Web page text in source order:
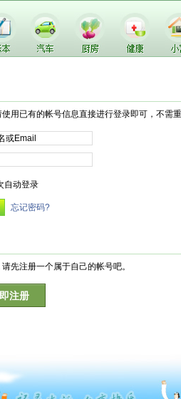
用已有的帐号信息直接进行登录即可，不需
自动登录
忘记密码?
先注册一个属于自己的帐号吧。
注册